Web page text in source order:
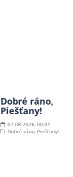
Dobré ráno,
Piešťany!
07.08.2026, 00:01
Dobré ráno, Piešťany!